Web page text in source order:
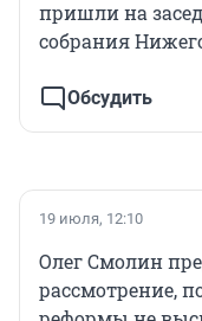
пришли на
собрания
Обсудить
19 июля, 12:10
Олег Смолин
рассмотрение,